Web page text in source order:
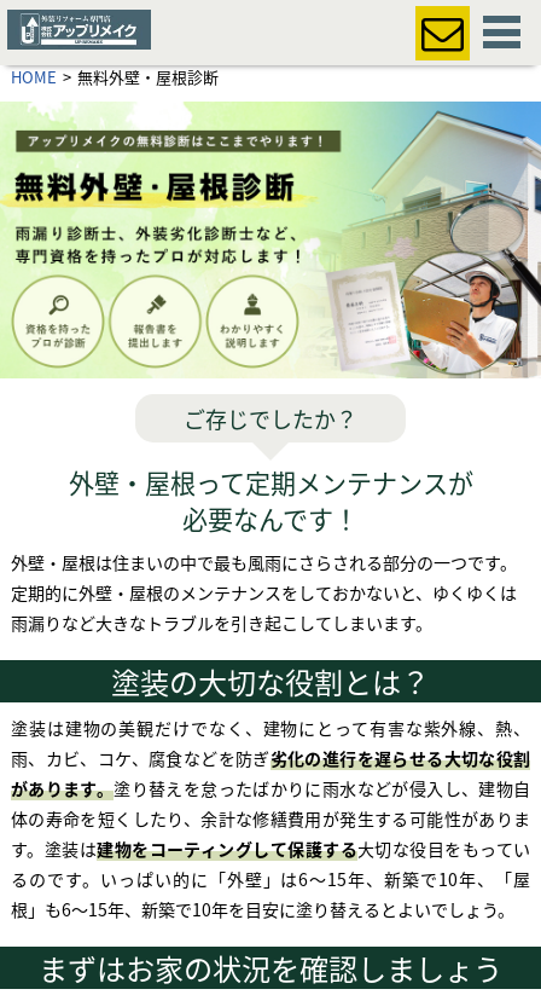
HOME 無料外壁・屋根診断
ご存じでしたか？
外壁・屋根って定期メンテナンスが
必要なんです！
外壁・屋根は住まいの中で最も風雨にさらされる部分の一つです。
定期的に外壁・屋根のメンテナンスをしておかないと、 ゆくゆくは
雨漏りなど大きなトラブルを引き起こしてしまいます。
塗装の大切な役割とは？
塗装は建物の美観だけでなく、建物にとって有害な紫外線、熱、
雨、カビ、コケ、腐食などを防ぎ劣化の進行を遅らせる大切な役割
があります。塗り替えを怠ったばかりに雨水などが侵入し、建物自
体の寿命を短くしたり、余計な修繕費用が発生する可能性がありま
す。塗装は建物をコーティングして保護する大切な役目をもってい
るのです。いっぱい的に「外壁」は6〜15年、新築で10年、「屋
根」も6〜15年、新築で10年を目安に塗り替えるとよいでしょう。
まずはお家の状況を確認しましょう